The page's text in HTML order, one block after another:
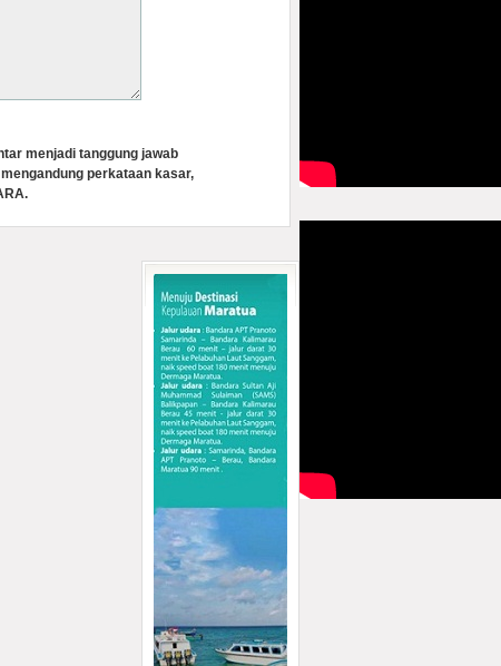
menjadi tanggung jawab
perkataan kasar,